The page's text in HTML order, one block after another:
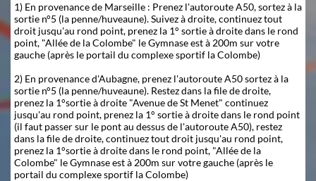
1) En provenance de Marseille : Prenez l'autoroute A50, sortez à la
sortie n°5 (la penne/huveaune). Suivez à droite, continuez tout
droit jusqu'au rond point, prenez la 1° sortie à droite dans le rond
point, "Allée de la Colombe" le Gymnase est à 200m sur votre
gauche (après le portail du complexe sportif la Colombe)
2) En provenance d'Aubagne, prenez l'autoroute A50 sortez à la
sortie n°5 (la penne/huveaune). Restez dans la file de droite,
prenez la 1°sortie à droite "Avenue de St Menet" continuez
jusqu'au rond point, prenez la 1° sortie à droite dans le rond point
(il faut passer sur le pont au dessus de l'autoroute A50), restez
dans la file de droite, continuez tout droit jusqu'au rond point,
prenez la 1°sortie à droite dans le rond point, "Allée de la
Colombe" le Gymnase est à 200m sur votre gauche (après le
portail du complexe sportif la Colombe)